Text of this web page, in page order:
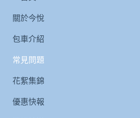
關於今悅
包車介紹
常見問題
花絮集錦
優惠快報